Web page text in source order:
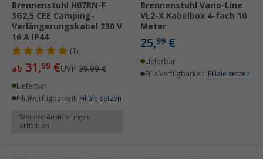
Brennenstuhl H07RN-F
3G2,5 CEE Camping-
Verlängerungskabel 230 V
16 A IP44
(1)
ab 31,99 €UVP 39,99 €
Lieferbar
Filialverfügbarkeit: Filiale setzen
Weitere Ausführungen
erhältlich
Brennenstuhl Vario-Line
VL2-X Kabelbox 4-fach 10
Meter
25,99 €
Lieferbar
Filialverfügbarkeit: Filiale setzen